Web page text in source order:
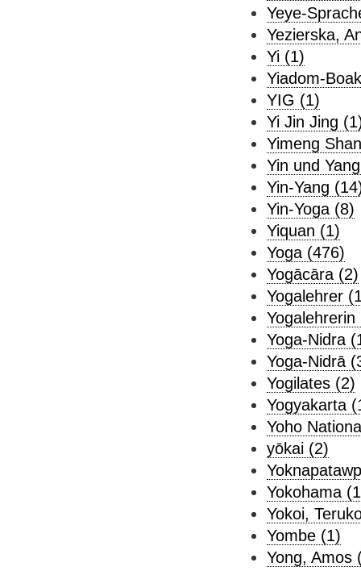
Yeye-
Yezierska,
Yi (1)
Yiadom-
YIG (1)
Yi Jin Jing
Yimeng
Yin und
Yin-Yang
Yin-Yoga (8)
Yiquan (1)
Yoga (476)
Yogācāra (2)
Yogalehrer
Yogalehrerin
Yoga-Nidra
Yoga-Nidrā
Yogilates (2)
Yogyakarta
Yoho
yōkai (2)
Yokohama
Yokoi,
Yombe (1)
Yong, Amos